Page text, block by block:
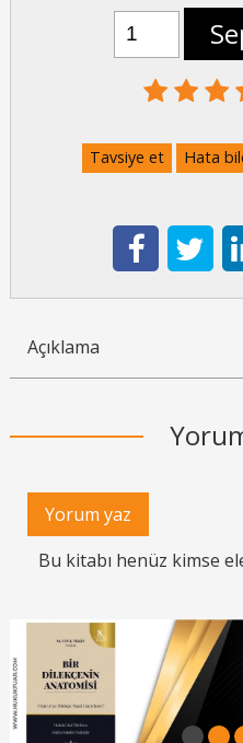
Tavsiye et Hata
Açıklama
Yorum yaz
Bu kitabı henüz kimse
1 2